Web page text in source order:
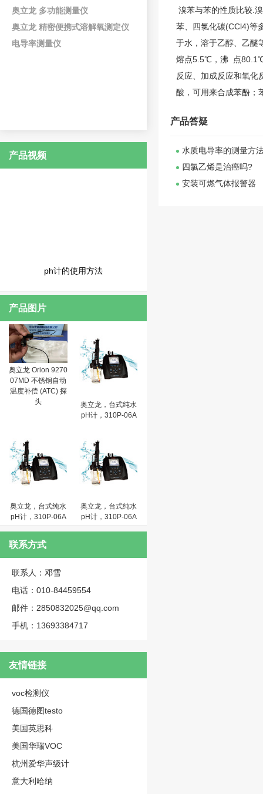
奥立龙 多功能测量仪
奥立龙 精密便携式溶解氧测定仪
电导率测量仪
产品视频
ph计的使用方法
产品图片
奥立龙 Orion 9270
07MD 不锈钢自动
温度补偿 (ATC) 探
头
奥立龙，台式纯水
pH计，310P-06A
奥立龙，台式纯水
pH计，310P-06A
奥立龙，台式纯水
pH计，310P-06A
联系方式
联系人：邓雪
电话：010-84459554
邮件：2850832025@qq.com
手机：13693384717
友情链接
voc检测仪
德国德图testo
美国英思科
美国华瑞VOC
杭州爱华声级计
意大利哈纳
溴苯与苯的性质比较.
苯、四氯化碳(CCl4)等
于水，溶于乙醇、 乙醚
熔点5.5℃，沸 点80.1℃
反应、加成反应和氧化
酸，可用来合成苯酚；
产品答疑
水质电导率的测量方
四氯乙烯是治癌吗?
安装可燃气体报警器